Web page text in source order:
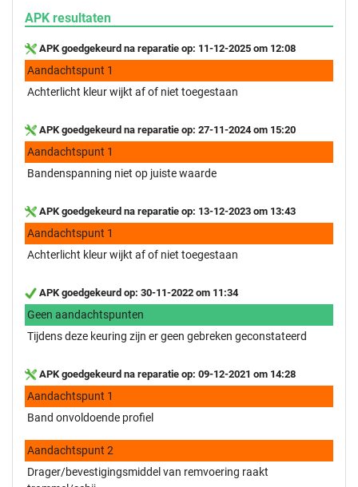
APK resultaten
APK goedgekeurd na reparatie op: 11-12-2025 om 12:08
Aandachtspunt 1
Achterlicht kleur wijkt af of niet toegestaan
APK goedgekeurd na reparatie op: 27-11-2024 om 15:20
Aandachtspunt 1
Bandenspanning niet op juiste waarde
APK goedgekeurd na reparatie op: 13-12-2023 om 13:43
Aandachtspunt 1
Achterlicht kleur wijkt af of niet toegestaan
APK goedgekeurd op: 30-11-2022 om 11:34
Geen aandachtspunten
Tijdens deze keuring zijn er geen gebreken geconstateerd
APK goedgekeurd na reparatie op: 09-12-2021 om 14:28
Aandachtspunt 1
Band onvoldoende profiel
Aandachtspunt 2
Drager/bevestigingsmiddel van remvoering raakt